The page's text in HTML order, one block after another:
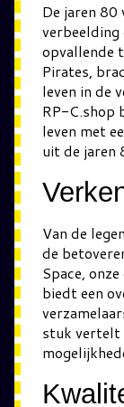
De jaren 80
verbeelding
opvallende
Pirates,
leven in de
RP-C.shop
leven met
uit de jaren
Van de
de
Space,
biedt een
stuk vertelt